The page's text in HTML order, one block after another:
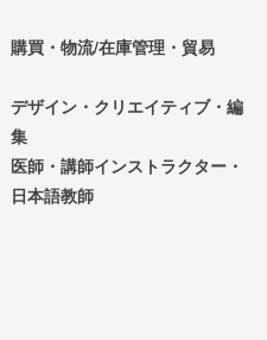
購買・物流/在庫管理・貿易
デザイン・クリエイティブ・編
集
医師・講師インストラクター・
日本語教師